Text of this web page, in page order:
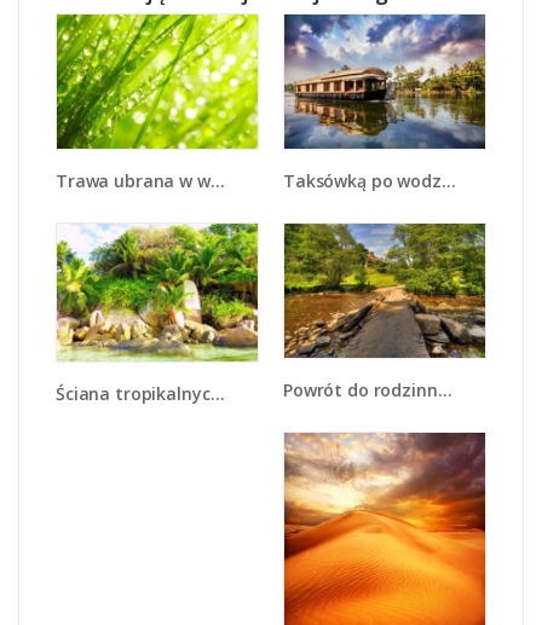
Trawa ubrana w wodne korale - KN341 Taksówką po wodzie - KN1166A
Ściana tropikalnych drzew - KN086 Powrót do rodzinnego domu - KN937